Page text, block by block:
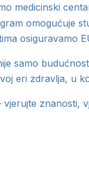
medicinski
omogućuje
osiguravamo
samo
eri zdravlja, u
vjerujte znanosti,